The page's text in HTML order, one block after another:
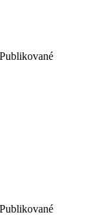
Publikované
Publikované